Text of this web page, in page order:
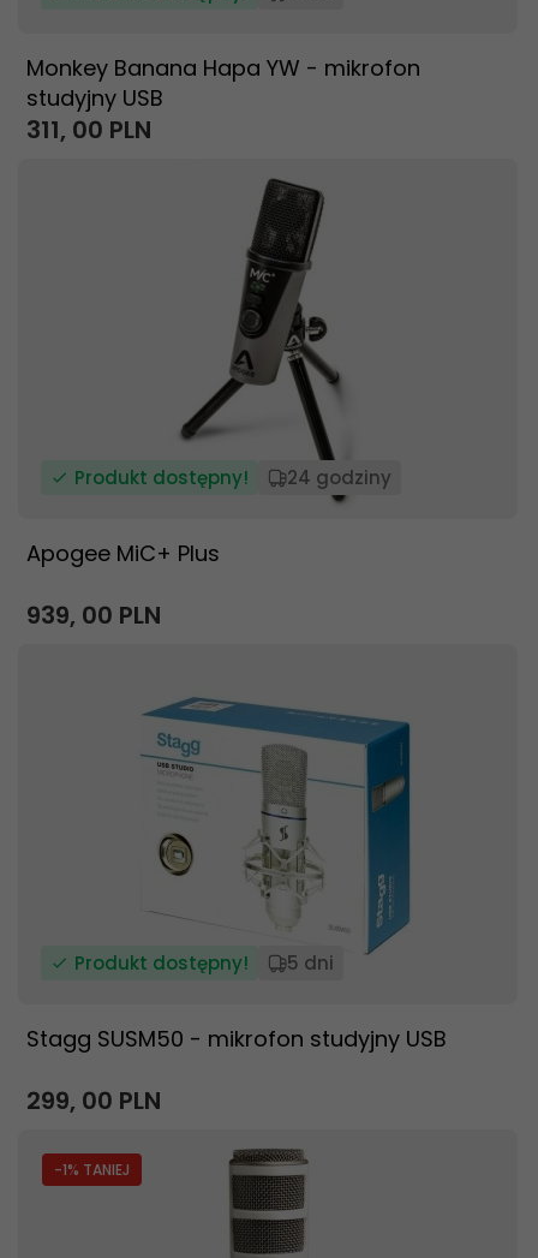
Monkey Banana Hapa YW - mikrofon
studyjny USB
311, 00 PLN
Produkt dostępny! 24 godziny
Apogee MiC+ Plus
939, 00 PLN
Produkt dostępny! 5 dni
Stagg SUSM50 - mikrofon studyjny USB
299, 00 PLN
-1% TANIEJ